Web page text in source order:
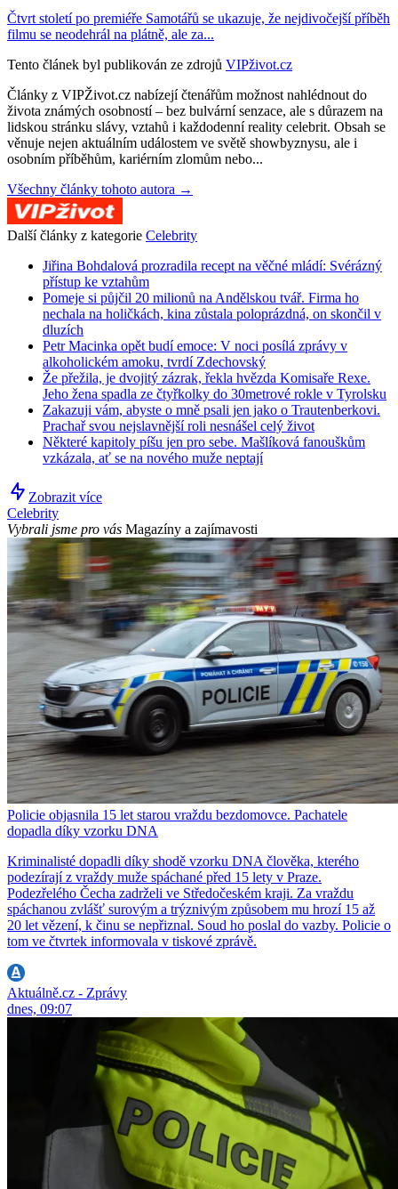
Čtvrt století po premiéře Samotářů se ukazuje, že nejdivočejší příběh
filmu se neodehrál na plátně, ale za...
Tento článek byl publikován ze zdrojů VIPživot.cz
Články z VIPŽivot.cz nabízejí čtenářům možnost nahlédnout do
života známých osobností – bez bulvární senzace, ale s důrazem na
lidskou stránku slávy, vztahů i každodenní reality celebrit. Obsah se
věnuje nejen aktuálním událostem ve světě showbyznysu, ale i
osobním příběhům, kariérním zlomům nebo...
Všechny články tohoto autora →
Další články z kategorie Celebrity
Jiřina Bohdalová prozradila recept na věčné mládí: Svérázný
přístup ke vztahům
Pomeje si půjčil 20 milionů na Andělskou tvář. Firma ho
nechala na holičkách, kina zůstala poloprázdná, on skončil v
dluzích
Petr Macinka opět budí emoce: V noci posílá zprávy v
alkoholickém amoku, tvrdí Zdechovský
Že přežila, je dvojitý zázrak, řekla hvězda Komisaře Rexe.
Jeho žena spadla ze čtyřkolky do 30metrové rokle v Tyrolsku
Zakazuji vám, abyste o mně psali jen jako o Trautenberkovi.
Prachař svou nejslavnější roli nesnášel celý život
Některé kapitoly píšu jen pro sebe. Mašlíková fanouškům
vzkázala, ať se na nového muže neptají
Zobrazit více
Celebrity
Vybrali jsme pro vás Magazíny a zajímavosti
Policie objasnila 15 let starou vraždu bezdomovce. Pachatele
dopadla díky vzorku DNA
Kriminalisté dopadli díky shodě vzorku DNA člověka, kterého
podezírají z vraždy muže spáchané před 15 lety v Praze.
Podezřelého Čecha zadrželi ve Středočeském kraji. Za vraždu
spáchanou zvlášť surovým a trýznivým způsobem mu hrozí 15 až
20 let vězení, k činu se nepřiznal. Soud ho poslal do vazby. Policie o
tom ve čtvrtek informovala v tiskové zprávě.
Aktuálně.cz - Zprávy
dnes, 09:07